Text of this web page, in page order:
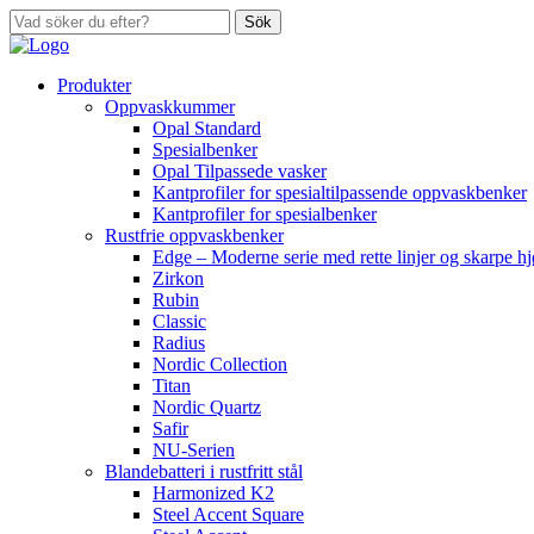
Sök
Produkter
Oppvaskkummer
Opal Standard
Spesialbenker
Opal Tilpassede vasker
Kantprofiler for spesialtilpassende oppvaskbenker
Kantprofiler for spesialbenker
Rustfrie oppvaskbenker
Edge – Moderne serie med rette linjer og skarpe
Zirkon
Rubin
Classic
Radius
Nordic Collection
Titan
Nordic Quartz
Safir
NU-Serien
Blandebatteri i rustfritt stål
Harmonized K2
Steel Accent Square